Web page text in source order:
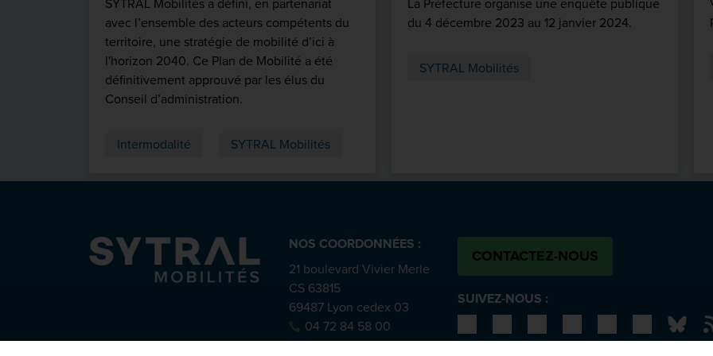
SYTRAL Mobilités a défini, en partenariat
avec l’ensemble des acteurs compétents du
territoire, une stratégie de mobilité d’ici à
l'horizon 2040. Ce Plan de Mobilité a été
définitivement approuvé par les élus du
Conseil d’administration.
Intermodalité SYTRAL Mobilités
La Préfecture organise une enquête publique
du 4 décembre 2023 au 12 janvier 2024.
SYTRAL Mobilités
NOS COORDONNÉES :
21 boulevard Vivier Merle
CS 63815
69487 Lyon cedex 03
04 72 84 58 00
CONTACTEZ-NOUS
SUIVEZ-NOUS :
Bluesky